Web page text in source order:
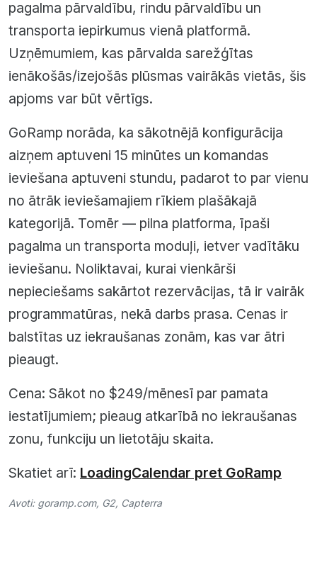
pagalma pārvaldību, rindu pārvaldību un
transporta iepirkumus vienā platformā.
Uzņēmumiem, kas pārvalda sarežģītas
ienākošās/izejošās plūsmas vairākās vietās, šis
apjoms var būt vērtīgs.
GoRamp norāda, ka sākotnējā konfigurācija
aizņem aptuveni 15 minūtes un komandas
ieviešana aptuveni stundu, padarot to par vienu
no ātrāk ieviešamajiem rīkiem plašākajā
kategorijā. Tomēr — pilna platforma, īpaši
pagalma un transporta moduļi, ietver vadītāku
ieviešanu. Noliktavai, kurai vienkārši
nepieciešams sakārtot rezervācijas, tā ir vairāk
programmatūras, nekā darbs prasa. Cenas ir
balstītas uz iekraušanas zonām, kas var ātri
pieaugt.
Cena: Sākot no $249/mēnesī par pamata
iestatījumiem; pieaug atkarībā no iekraušanas
zonu, funkciju un lietotāju skaita.
Skatiet arī: LoadingCalendar pret GoRamp
Avoti: goramp.com, G2, Capterra